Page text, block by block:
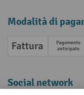
Modalità di
Fattura
Social network